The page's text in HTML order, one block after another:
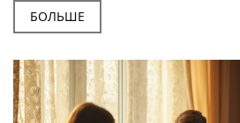
основные стратегии и факторы
узнают о различных рынках и
Рассказывается о реалистичных
вложений и о том, какие
развивать для успеха в этой
БОЛЬШЕ